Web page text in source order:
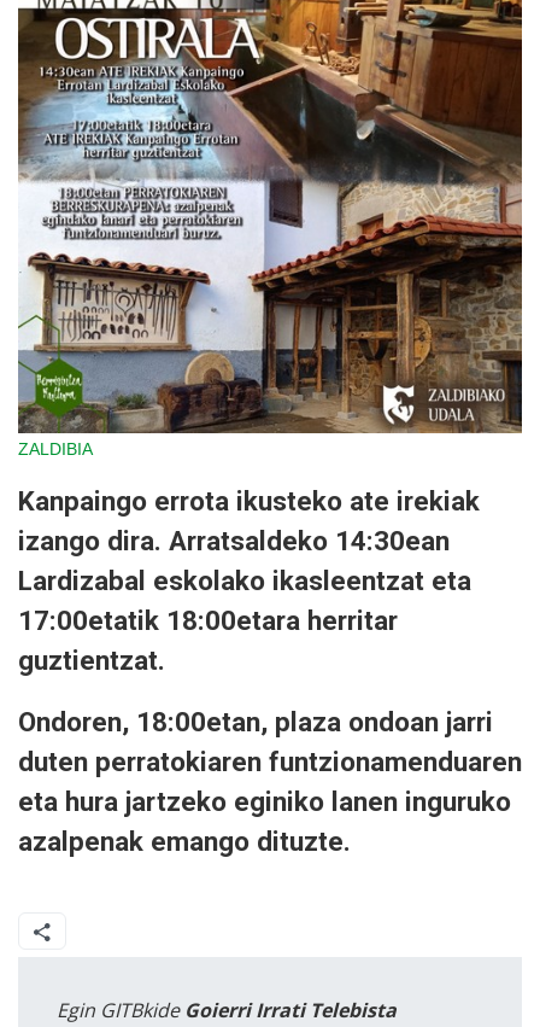
ZALDIBIA
Kanpaingo errota ikusteko ate irekiak
izango dira. Arratsaldeko 14:30ean
Lardizabal eskolako ikasleentzat eta
17:00etatik 18:00etara herritar
guztientzat.
Ondoren, 18:00etan, plaza ondoan jarri
duten perratokiaren funtzionamenduaren
eta hura jartzeko eginiko lanen inguruko
azalpenak emango dituzte.
Egin GITBkide Goierri Irrati Telebista